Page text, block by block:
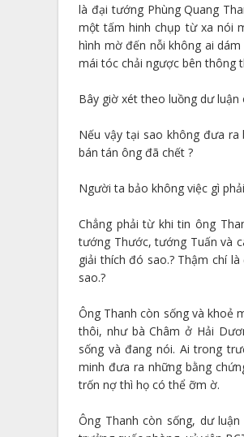
là đại tướng Phùng Quang
một tấm hinh chụp từ xa nói
hình mờ đến nỗi không ai
mái tóc chải ngược bên thông
Bây giờ xét theo luồng dư luận
Nếu vậy tại sao không đưa ra
bán tán ông đã chết ?
Người ta bảo không việc gì
Chẳng phải từ khi tin ông
tướng Thước, tướng Tuấn và
giải thích đó sao.? Thậm chí
sao.?
Ông Thanh còn sống và khoẻ
thôi, như bà Châm ở Hải
sống và đang nói. Ai trong
minh đưa ra những bằng
trốn nợ thì họ có thể ỡm ờ.
Ông Thanh còn sống, dư